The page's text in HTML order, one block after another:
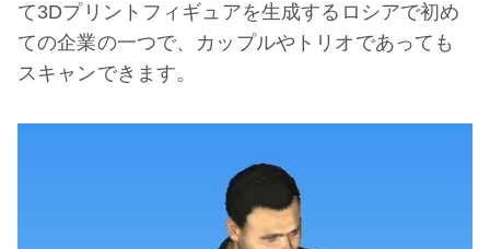
て3Dプリントフィギュアを生成するロシアで初め
ての企業の一つで、カップルやトリオであっても
スキャンできます。